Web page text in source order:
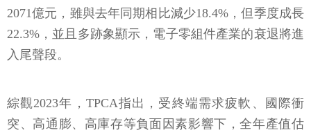
2071億元，雖與去年同期相比減少18.4%，但季度成長
22.3%，並且多跡象顯示，電子零組件產業的衰退將進
入尾聲段。
綜觀2023年，TPCA指出，受終端需求疲軟、國際衝
突、高通膨、高庫存等負面因素影響下，全年產值估